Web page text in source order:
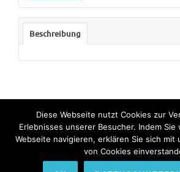
Beschreibung
© Copyright 2022. All Rights Reserved
Himmelhof.
Diese Webseite nutzt Cookies zur
Erlebnisses unserer Besucher. Indem
Webseite navigieren, erklären Sie sich mit
von Cookies